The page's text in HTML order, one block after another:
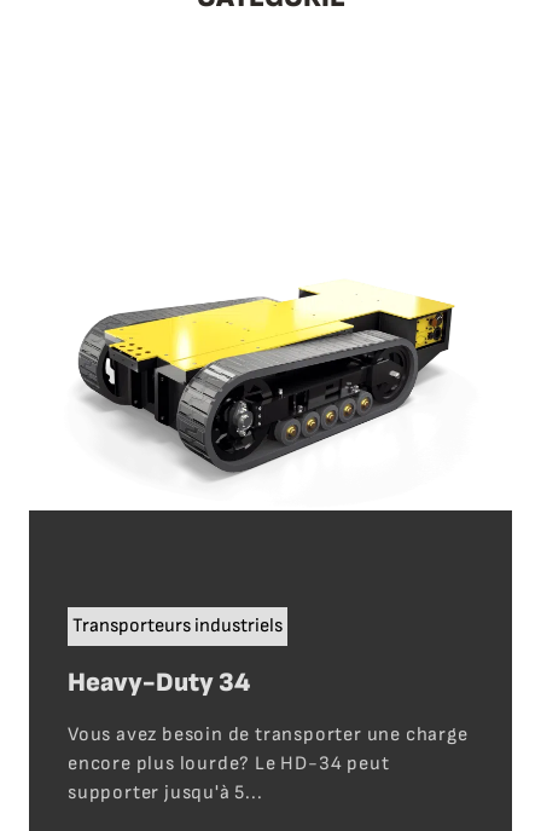
Transporteurs industriels
Heavy-Duty 34
Vous avez besoin de transporter une charge
encore plus lourde? Le HD-34 peut
supporter jusqu'à 5...